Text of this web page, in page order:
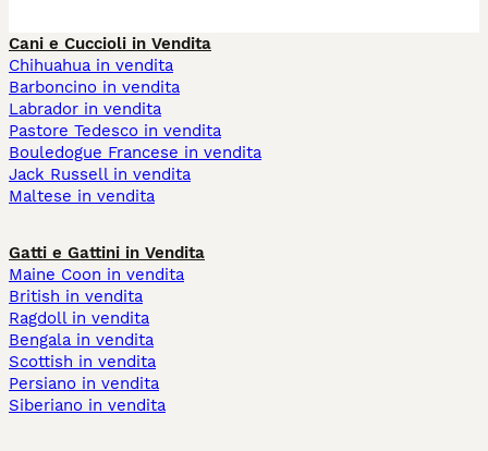
Cani e Cuccioli in Vendita
Chihuahua in vendita
Barboncino in vendita
Labrador in vendita
Pastore Tedesco in vendita
Bouledogue Francese in vendita
Jack Russell in vendita
Maltese in vendita
Gatti e Gattini in Vendita
Maine Coon in vendita
British in vendita
Ragdoll in vendita
Bengala in vendita
Scottish in vendita
Persiano in vendita
Siberiano in vendita